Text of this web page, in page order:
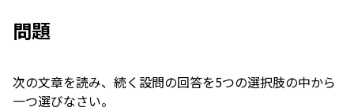
問題
次の文章を読み、続く設問の回答を5つの選択肢の中から
一つ選びなさい。